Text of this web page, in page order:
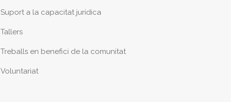
Suport a la capacitat jurídica
Tallers
Treballs en benefici de la comunitat
Voluntariat